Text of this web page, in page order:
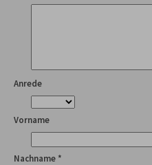
Anrede
Vorname
Nachname *